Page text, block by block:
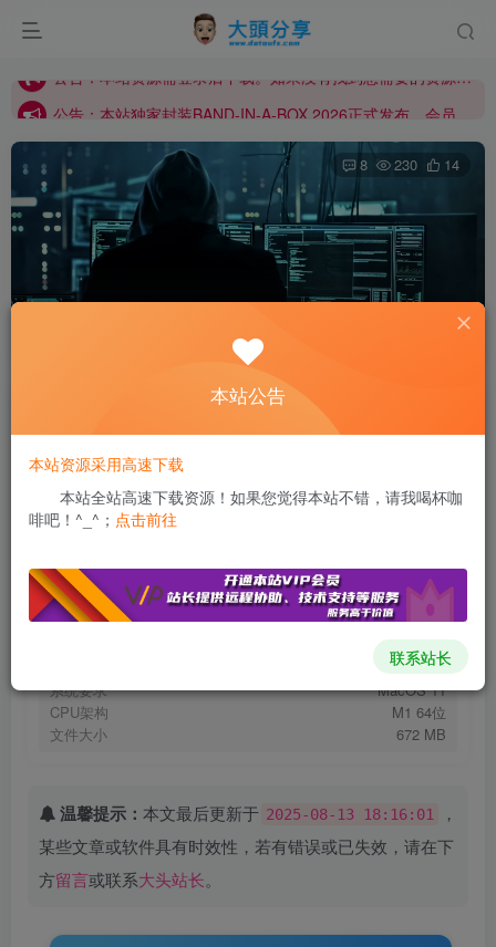
公告：本站服务器架设于境外，如您访问缓慢，请把本站加入您的科学上网节点，高速访问！
公告：本站服务器架设于境外，如您访问缓慢，请把本站加入您的科学上网节点，高速访问！
公告：本站资源需登录后下载。如果没有找到您需要的资源，请私信站长添加！
8 230 14
12个月前更新
MuMuPlayer Pro v1.6.10 破解版
登录查看
Motrix高速下载方法
系统要求
MacOS 11
CPU架构
M1 64位
文件大小
672 MB
免费资源
温馨提示： 本文最后更新于 2025-08-13 18:16:01
，
某些文章或软件具有时效性，若有错误或已失效，请在下
方留言或联系大头站长。
本站公告
本站资源采用高速下载
本站全站高速下载资源！如果您觉得本站不错，请我喝杯咖
啡吧！^_^； 点击前往
联系站长